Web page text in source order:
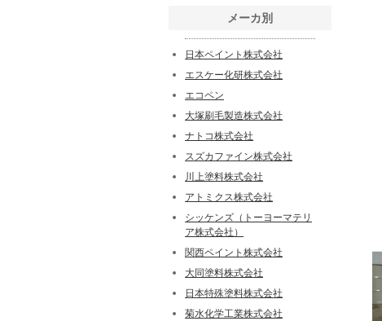
メーカ別
日本ペイント株式会社
エスケー化研株式会社
エコペン
大塚刷毛製造株式会社
ナトコ株式会社
スズカファイン株式会社
川上塗料株式会社
アトミクス株式会社
シッケンズ（トーヨーマテリ
ア株式会社）
関西ペイント株式会社
大同塗料株式会社
日本特殊塗料株式会社
菊水化学工業株式会社